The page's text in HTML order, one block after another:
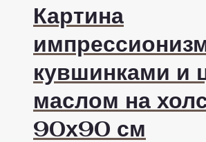
Картина
кувшинками и
маслом на
90х90 см